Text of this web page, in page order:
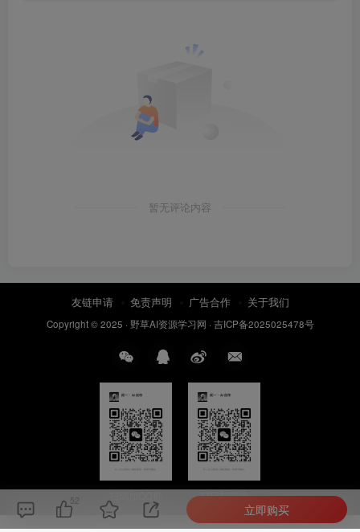
暂无评论内容
友链申请 免责声明 广告合作 关于我们
Copyright © 2025 · 野草AI资源学习网 · 吉ICP备2025025478号
扫码加微信
52
立即购买